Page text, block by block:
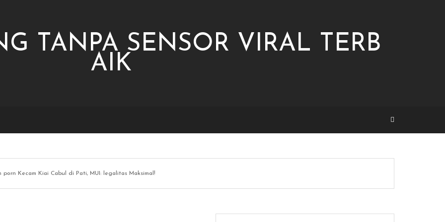
TANPA SENSOR VIRAL TERB
AIK
porn Kecam Kiai Cabul di Pati, MUI: legalitas Maksimal!